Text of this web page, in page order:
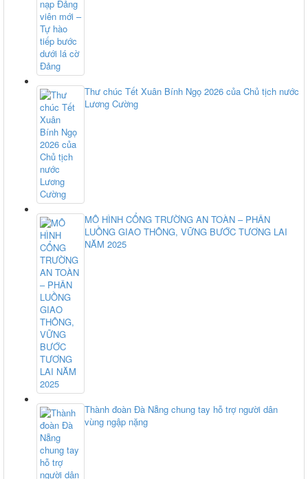
Thư chúc Tết Xuân Bính Ngọ 2026 của Chủ tịch nước
Lương Cường
MÔ HÌNH CỔNG TRƯỜNG AN TOÀN – PHÂN
LUỒNG GIAO THÔNG, VỮNG BƯỚC TƯƠNG LAI
NĂM 2025
Thành đoàn Đà Nẵng chung tay hỗ trợ người dân
vùng ngập nặng